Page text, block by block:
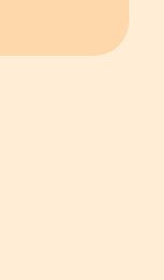
ikkunassa